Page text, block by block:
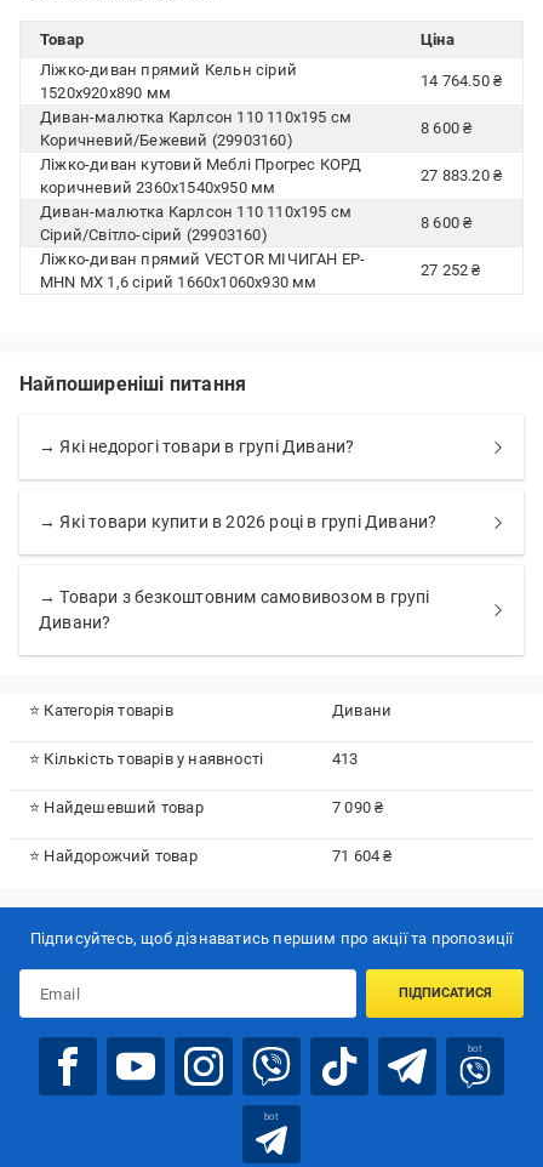
Товар
Ціна
Ліжко-диван прямий Кельн сірий
1520x920x890 мм
14 764.50 ₴
Диван-малютка Карлсон 110 110х195 см
Коричневий/Бежевий (29903160)
8 600 ₴
Ліжко-диван кутовий Меблі Прогрес КОРД
коричневий 2360x1540x950 мм
27 883.20 ₴
Диван-малютка Карлсон 110 110х195 см
Сірий/Світло-сірий (29903160)
8 600 ₴
Ліжко-диван прямий VECTOR МІЧИГАН EP-
MHN MX 1,6 сірий 1660x1060x930 мм
27 252 ₴
Найпоширеніші питання
→ Які недорогі товари в групі Дивани?
→ Які товари купити в 2026 році в групі Дивани?
→ Товари з безкоштовним самовивозом в групі
Дивани?
⭐ Категорія товарів Дивани
⭐ Кількість товарів у наявності 413
⭐ Найдешевший товар 7 090 ₴
⭐ Найдорожчий товар 71 604 ₴
Підписуйтесь, щоб дізнаватись першим про акції та пропозиції
ПІДПИСАТИСЯ
bot
bot